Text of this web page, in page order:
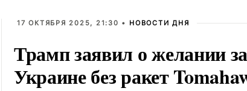
17 ОКТЯБРЯ 2025, 21:30 • НОВОСТИ ДНЯ
Трамп заявил о желании
Украине без ракет